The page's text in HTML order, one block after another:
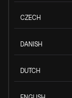
CZECH
DANISH
DUTCH